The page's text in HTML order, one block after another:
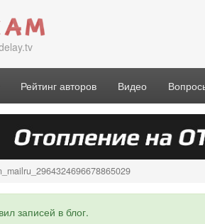
Рейтинг авторов Видео
записей в блог.